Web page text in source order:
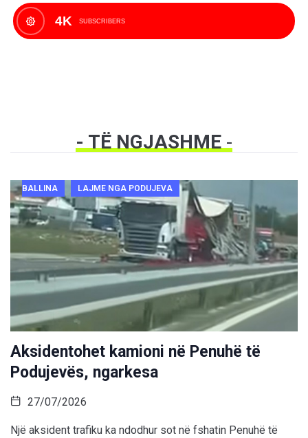
4K SUBSCRIBERS
- TË NGJASHME-
BALLINA LAJME NGA PODUJEVA
Aksidentohet kamioni në Penuhë të
Podujevës, ngarkesa
27/07/2026
Një aksident trafiku ka ndodhur sot në fshatin Penuhë të